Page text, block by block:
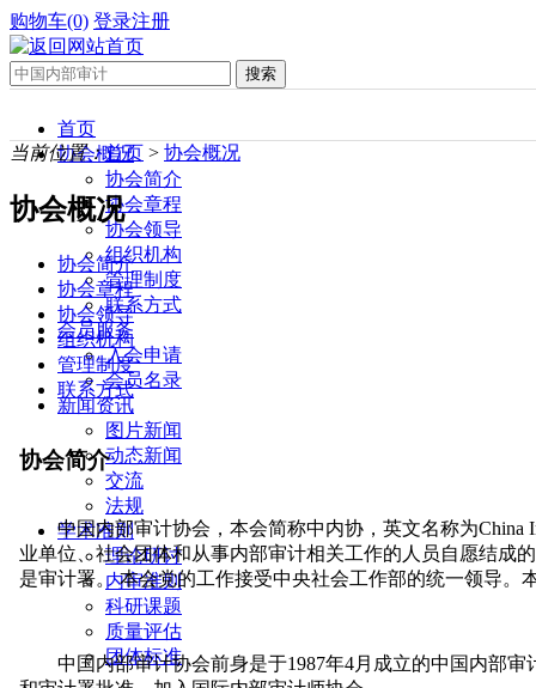
购物车(0) 登录注册
首页
协会概况
协会简介
协会章程
协会领导
组织机构
管理制度
联系方式
会员服务
入会申请
会员名录
新闻资讯
图片新闻
动态新闻
交流
法规
学术准则
理论研讨
内审准则
科研课题
质量评估
团体标准
当前位置：首页 > 协会概况
协会概况
协会简介
协会章程
协会领导
组织机构
管理制度
联系方式